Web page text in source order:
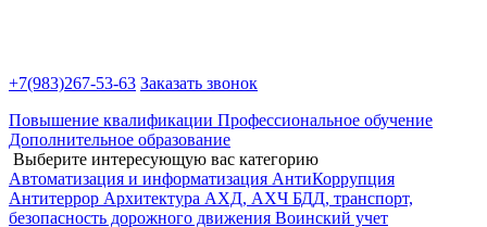
+7(983)267-53-63 Заказать звонок
Повышение квалификации Профессиональное обучение
Дополнительное образование
Выберите интересующую вас категорию
Автоматизация и информатизация АнтиКоррупция
Антитеррор Архитектура АХД, АХЧ БДД, транспорт,
безопасность дорожного движения Воинский учет